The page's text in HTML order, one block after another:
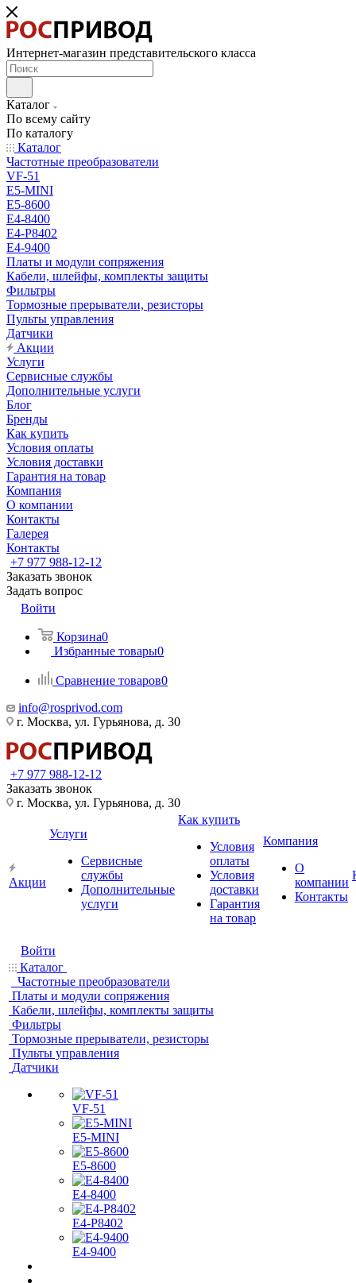
Интернет-магазин представительского класса
Каталог
По всему сайту
По каталогу
Каталог
Частотные преобразователи
VF-51
E5-MINI
Е5-8600
E4-8400
Е4-P8402
Е4-9400
Платы и модули сопряжения
Кабели, шлейфы, комплекты защиты
Фильтры
Тормозные прерыватели, резисторы
Пульты управления
Датчики
Акции
Услуги
Сервисные службы
Дополнительные услуги
Блог
Бренды
Как купить
Условия оплаты
Условия доставки
Гарантия на товар
Компания
О компании
Контакты
Галерея
Контакты
+7 977 988-12-12
Заказать звонок
Задать вопрос
Войти
Корзина0
Избранные товары0
Сравнение товаров0
info@rosprivod.com
г. Москва, ул. Гурьянова, д. 30
+7 977 988-12-12
Заказать звонок
г. Москва, ул. Гурьянова, д. 30
Акции
Услуги
Сервисные
службы
Дополнительные
услуги
Как купить
Условия
оплаты
Условия
доставки
Гарантия
на товар
Компания
О
компании
Контакты
Войти
Каталог
Частотные преобразователи
Платы и модули сопряжения
Кабели, шлейфы, комплекты защиты
Фильтры
Тормозные прерыватели, резисторы
Пульты управления
Датчики
VF-51
E5-MINI
Е5-8600
E4-8400
Е4-P8402
Е4-9400